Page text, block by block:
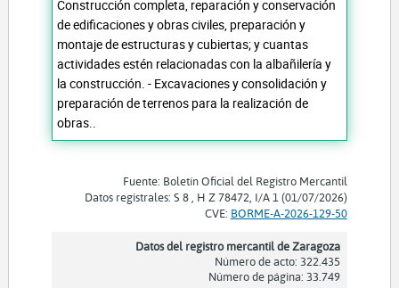
Construcción completa, reparación y conservación
de edificaciones y obras civiles, preparación y
montaje de estructuras y cubiertas; y cuantas
actividades estén relacionadas con la albañilería y
la construcción. - Excavaciones y consolidación y
preparación de terrenos para la realización de
obras..
Fuente: Boletín Oficial del Registro Mercantil
Datos registrales: S 8 , H Z 78472, I/A 1 (01/07/2026)
CVE: BORME-A-2026-129-50
Datos del registro mercantil de Zaragoza
Número de acto: 322.435
Número de página: 33.749